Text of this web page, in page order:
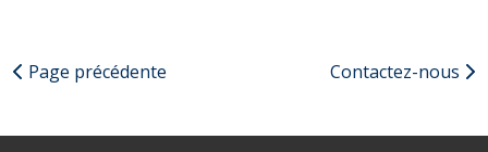
Page précédente Contactez-nous